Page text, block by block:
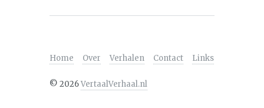
Home Over Verhalen Contact Links
© 2026VertaalVerhaal.nl